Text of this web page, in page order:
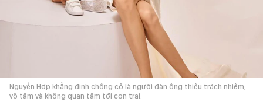
Nguyễn Hợp khẳng định chồng cô là người đàn ông thiếu trách nhiệm,
vô tâm và không quan tâm tới con trai.